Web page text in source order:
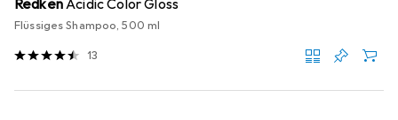
RedkenAcidic Color Gloss
Flüssiges Shampoo, 500 ml
13